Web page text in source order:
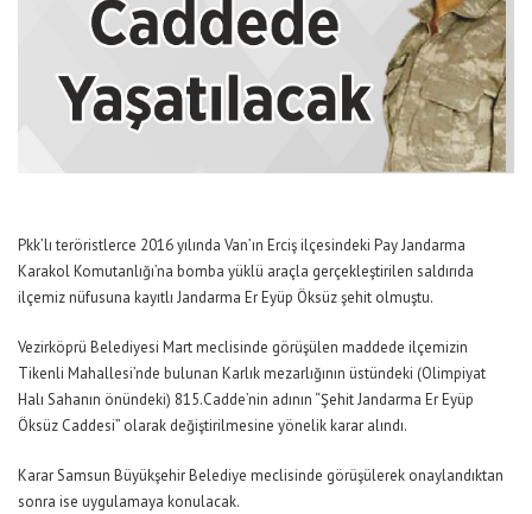
Pkk’lı teröristlerce 2016 yılında Van’ın Erciş ilçesindeki Pay Jandarma
Karakol Komutanlığı’na bomba yüklü araçla gerçekleştirilen saldırıda
ilçemiz nüfusuna kayıtlı Jandarma Er Eyüp Öksüz şehit olmuştu.
Vezirköprü Belediyesi Mart meclisinde görüşülen maddede ilçemizin
Tikenli Mahallesi’nde bulunan Karlık mezarlığının üstündeki (Olimpiyat
Halı Sahanın önündeki) 815.Cadde’nin adının “Şehit Jandarma Er Eyüp
Öksüz Caddesi” olarak değiştirilmesine yönelik karar alındı.
Karar Samsun Büyükşehir Belediye meclisinde görüşülerek onaylandıktan
sonra ise uygulamaya konulacak.